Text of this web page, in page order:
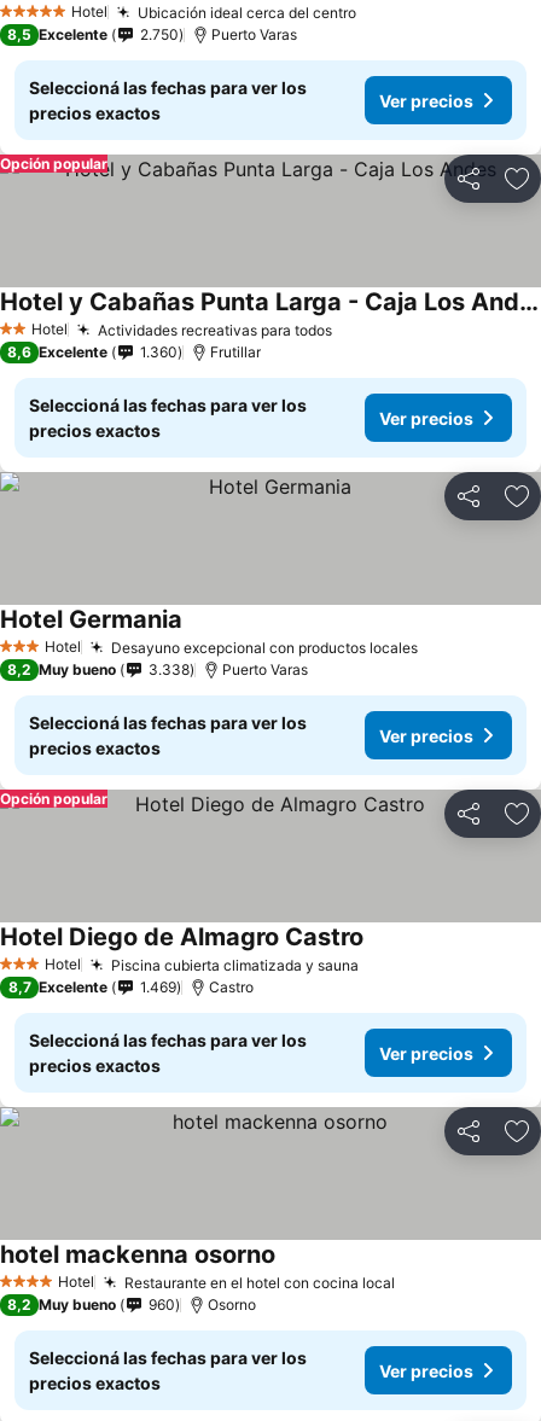
5 Estrellas Hotel Ubicación ideal cerca del centro
8,5 Excelente 2.750 Puerto Varas
Seleccioná las fechas para ver los
precios exactos
Ver precios
Compartir
Opción popular
2 Estrellas
Hotel Actividades recreativas para todos
Hotel y Cabañas Punta Larga - Caja Los Andes
8,6 Excelente 1.360 Frutillar
Seleccioná las fechas para ver los
precios exactos
Ver precios
Compartir
3 Estrellas
Hotel Desayuno excepcional con productos locales
Hotel Germania
8,2 Muy bueno 3.338 Puerto Varas
Seleccioná las fechas para ver los
precios exactos
Ver precios
Compartir
Opción popular
3 Estrellas
Hotel Piscina cubierta climatizada y sauna
Hotel Diego de Almagro Castro
8,7 Excelente 1.469 Castro
Seleccioná las fechas para ver los
precios exactos
Ver precios
Compartir
4 EstrellasHotel Restaurante en el hotel con cocina local
hotel mackenna osorno
8,2 Muy bueno 960 Osorno
Seleccioná las fechas para ver los
precios exactos
Ver precios